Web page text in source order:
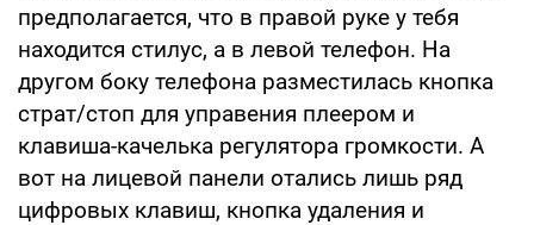
предполагается, что в правой руке у тебя
находится стилус, а в левой телефон. На
другом боку телефона разместилась кнопка
страт/стоп для управения плеером и
клавиша-качелька регулятора громкости. А
вот на лицевой панели отались лишь ряд
цифровых клавиш, кнопка удаления и